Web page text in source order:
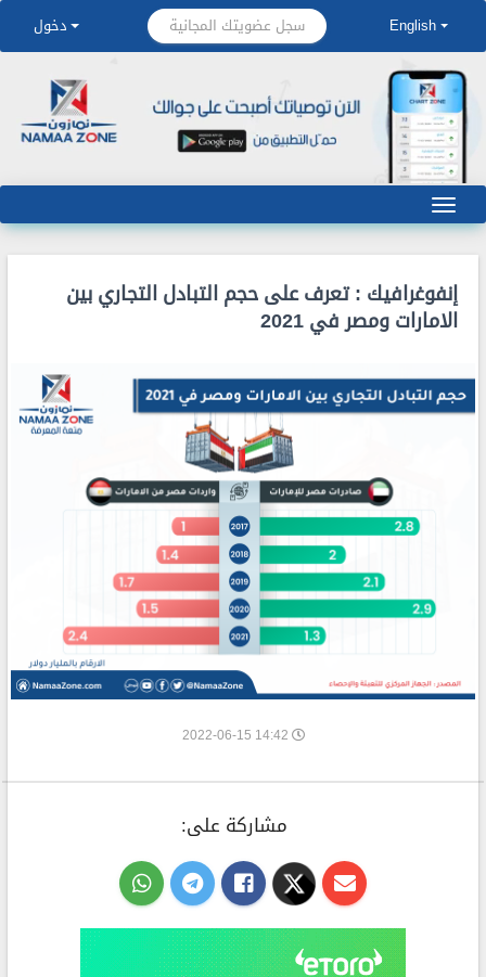
English سجل عضويتك المجانية دخول
إنفوغرافيك : تعرف على حجم التبادل التجاري بين
الامارات ومصر في 2021
مشاركة على: